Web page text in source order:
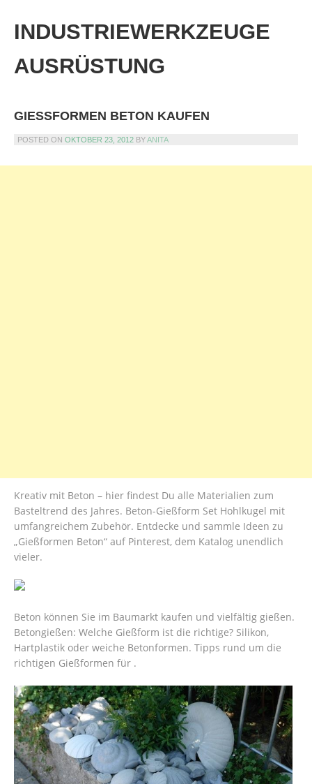
content
INDUSTRIEWERKZEUGE
AUSRÜSTUNG
GIESSFORMEN BETON KAUFEN
POSTED ON OKTOBER 23, 2012 BYANITA
Kreativ mit Beton – hier findest Du alle Materialien zum
Basteltrend des Jahres. Beton-Gießform Set Hohlkugel mit
umfangreichem Zubehör. Entdecke und sammle Ideen zu
„Gießformen Beton“ auf Pinterest, dem Katalog unendlich
vieler.
Beton können Sie im Baumarkt kaufen und vielfältig gießen.
Betongießen: Welche Gießform ist die richtige? Silikon,
Hartplastik oder weiche Betonformen. Tipps rund um die
richtigen Gießformen für .